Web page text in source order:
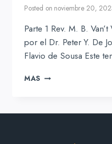
Posted on noviembre 20,
Parte 1 Rev. M. B.
por el Dr. Peter Y. De
Flavio de Sousa Este
MAS LA